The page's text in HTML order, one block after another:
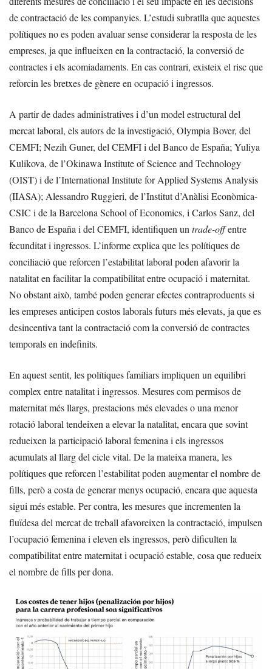
de contractació de les companyies. L’estudi subratlla que aquestes
polítiques no es poden avaluar sense considerar la resposta de les
empreses, ja que influeixen en la contractació, la conversió de
contractes i els acomiadaments. En cas contrari, existeix el risc que
reforcin les bretxes de gènere en ocupació i ingressos.
A partir de dades administratives i d’un model estructural del
mercat laboral, els autors de la investigació, Olympia Bover, del
CEMFI; Nezih Guner, del CEMFI i del Banco de España; Yuliya
Kulikova, de l’Okinawa Institute of Science and Technology
(OIST) i de l’International Institute for Applied Systems Analysis
(IIASA); Alessandro Ruggieri, de l’Institut d’Anàlisi Econòmica-
CSIC i de la Barcelona School of Economics, i Carlos Sanz, del
Banco de España i del CEMFI, identifiquen un trade-offentre
fecunditat i ingressos. L’informe explica que les polítiques de
conciliació que reforcen l’estabilitat laboral poden afavorir la
natalitat en facilitar la compatibilitat entre ocupació i maternitat.
No obstant això, també poden generar efectes contraproduents si
les empreses anticipen costos laborals futurs més elevats, ja que es
desincentiva tant la contractació com la conversió de contractes
temporals en indefinits.
En aquest sentit, les polítiques familiars impliquen un equilibri
complex entre natalitat i ingressos. Mesures com permisos de
maternitat més llargs, prestacions més elevades o una menor
rotació laboral tendeixen a elevar la natalitat, encara que sovint
redueixen la participació laboral femenina i els ingressos
acumulats al llarg del cicle vital. De la mateixa manera, les
polítiques que reforcen l’estabilitat poden augmentar el nombre de
fills, però a costa de generar menys ocupació, encara que aquesta
sigui més estable. Per contra, les mesures que incrementen la
fluïdesa del mercat de treball afavoreixen la contractació, impulsen
l’ocupació femenina i eleven els ingressos, però dificulten la
compatibilitat entre maternitat i ocupació estable, cosa que redueix
el nombre de fills per dona.